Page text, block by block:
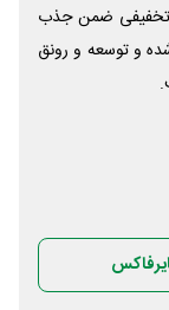
تخفیفی ضمن جذب
و توسعه و رونق